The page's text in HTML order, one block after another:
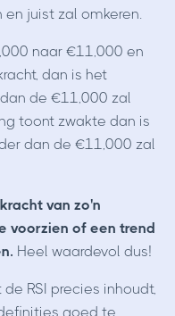
juist zal omkeren.
naar €11,000 en
dan is het
de €11,000 zal
toont zwakte dan is
dan de €11,000 zal
van zo'n
voorzien of een trend
Heel waardevol dus!
RSI precies inhoudt,
goed te